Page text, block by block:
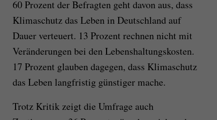
60 Prozent der Befragten geht davon aus, dass
Klimaschutz das Leben in Deutschland auf
Dauer verteuert. 13 Prozent rechnen nicht mit
Veränderungen bei den Lebenshaltungskosten.
17 Prozent glauben dagegen, dass Klimaschutz
das Leben langfristig günstiger mache.
Trotz Kritik zeigt die Umfrage auch